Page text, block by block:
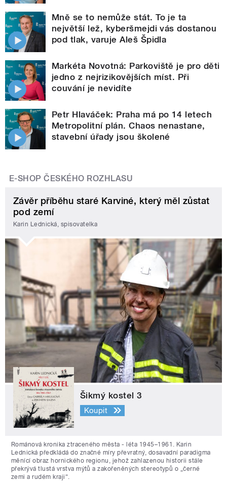
Mně se to nemůže stát. To je ta
největší lež, kyberšmejdi vás dostanou
pod tlak, varuje Aleš Špidla
Markéta Novotná: Parkoviště je pro děti
jedno z nejrizikovějších míst. Při
couvání je nevidíte
Petr Hlaváček: Praha má po 14 letech
Metropolitní plán. Chaos nenastane,
stavební úřady jsou školené
E-SHOP ČESKÉHO ROZHLASU
Závěr příběhu staré Karviné, který měl zůstat
pod zemí
Karin Lednická, spisovatelka
Šikmý kostel 3
Koupit
Románová kronika ztraceného města - léta 1945–1961. Karin
Lednická předkládá do značné míry převratný, dosavadní paradigma
měnící obraz hornického regionu, jehož zahlazenou historii stále
překrývá tlustá vrstva mýtů a zakořeněných stereotypů o „černé
zemi a rudém kraji“.